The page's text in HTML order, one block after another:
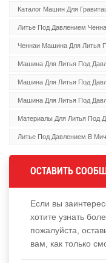
Каталог Машин Для
Литье Под Давлением
Ченнаи Машина Для Литья
Машина Для Литья Под
Машина Для Литья Под
Машина Для Литья Под
Материалы Для Литья Под
Литье Под Давлением В
ОСТАВИТЬ
Если вы
хотите узнать
пожалуйста,
вам, как только